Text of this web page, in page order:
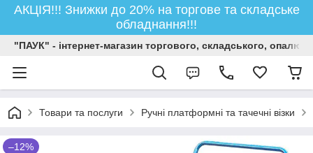
АКЦІЯ!!! Знижки до 20% на торгове та складське
обладнання!!!
"ПАУК" - інтернет-магазин торгового, складського,
Товари та послуги Ручні платформні та тачечні візки
–12%